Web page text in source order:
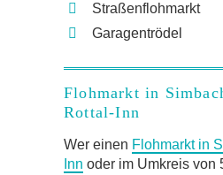
Straßenflohmarkt
Garagentrödel
Flohmarkt in
Rottal-Inn
Wer einen Flohmarkt in
Inn oder im Umkreis von